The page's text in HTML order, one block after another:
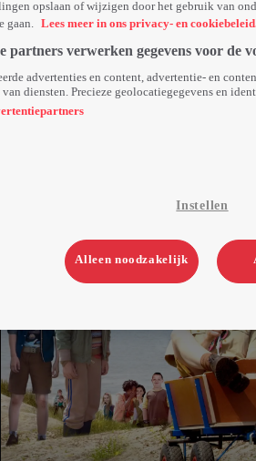
opslaan of wijzigen door het gebruik van
gaan.
Lees meer in ons privacy- en
partners verwerken gegevens voor de
advertenties en content, advertentie- en
diensten. Precieze geolocatiegegevens en
Instellen
Alleen noodzakelijk